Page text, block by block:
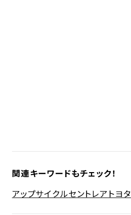
関連キーワードもチェック！
アップサイクルセントレア トヨタ